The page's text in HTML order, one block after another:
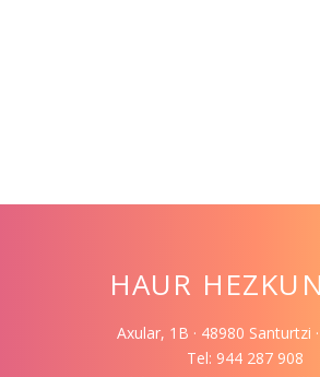
HAUR
Axular, 1B · 48980 Santurtzi
Tel: 944 287 908